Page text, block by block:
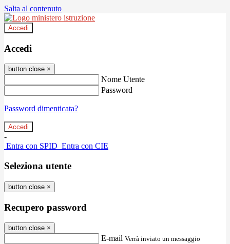
Salta al contenuto
Accedi
Accedi
button close ×
Nome Utente
Password
Password dimenticata?
-
Entra con SPID Entra con CIE
Seleziona utente
button close ×
Recupero password
button close ×
E-mail Verrà inviato un messaggio